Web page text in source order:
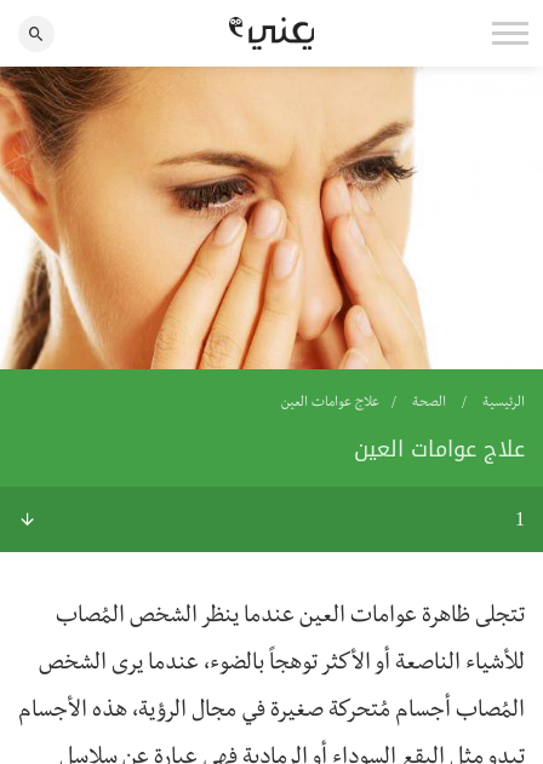
الرئيسية الصحة علاج عوامات العين
علاج عوامات العين
1
تتجلى ظاهرة عوامات العين عندما ينظر الشخص المُصاب
للأشياء الناصعة أو الأكثر توهجاً بالضوء، عندما يرى الشخص
المُصاب أجسام مُتحركة صغيرة في مجال الرؤية، هذه الأجسام